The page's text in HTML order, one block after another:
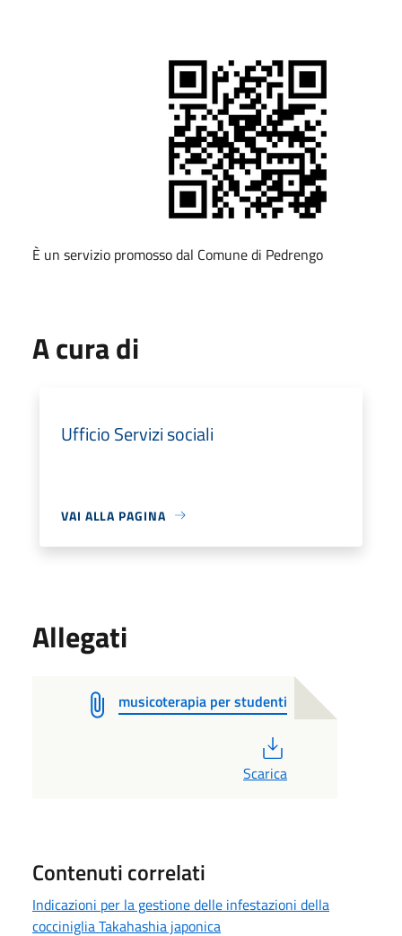
È un servizio promosso dal Comune di Pedrengo
A cura di
Ufficio Servizi sociali
VAI ALLA PAGINA
Allegati
musicoterapia per studenti
Scarica
Contenuti correlati
Indicazioni per la gestione delle infestazioni della
cocciniglia Takahashia japonica